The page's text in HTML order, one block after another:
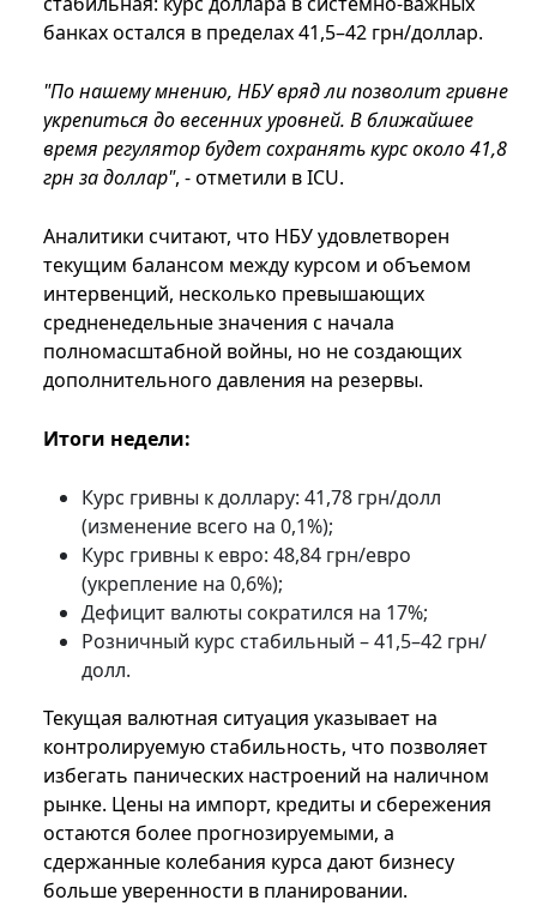
банках остался в пределах 41,5–42 грн/доллар.
"По нашему мнению, НБУ вряд ли позволит гривне
укрепиться до весенних уровней. В ближайшее
время регулятор будет сохранять курс около 41,8
грн за доллар", - отметили в ICU.
Аналитики считают, что НБУ удовлетворен
текущим балансом между курсом и объемом
интервенций, несколько превышающих
средненедельные значения с начала
полномасштабной войны, но не создающих
дополнительного давления на резервы.
Итоги недели:
Курс гривны к доллару: 41,78 грн/долл
(изменение всего на 0,1%);
Курс гривны к евро: 48,84 грн/евро
(укрепление на 0,6%);
Дефицит валюты сократился на 17%;
Розничный курс стабильный – 41,5–42 грн/
долл.
Текущая валютная ситуация указывает на
контролируемую стабильность, что позволяет
избегать панических настроений на наличном
рынке. Цены на импорт, кредиты и сбережения
остаются более прогнозируемыми, а
сдержанные колебания курса дают бизнесу
больше уверенности в планировании.